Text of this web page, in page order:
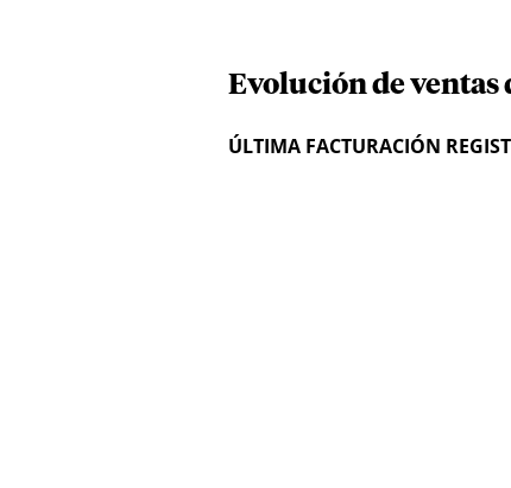
Evolución de ventas
ÚLTIMA FACTURACIÓN